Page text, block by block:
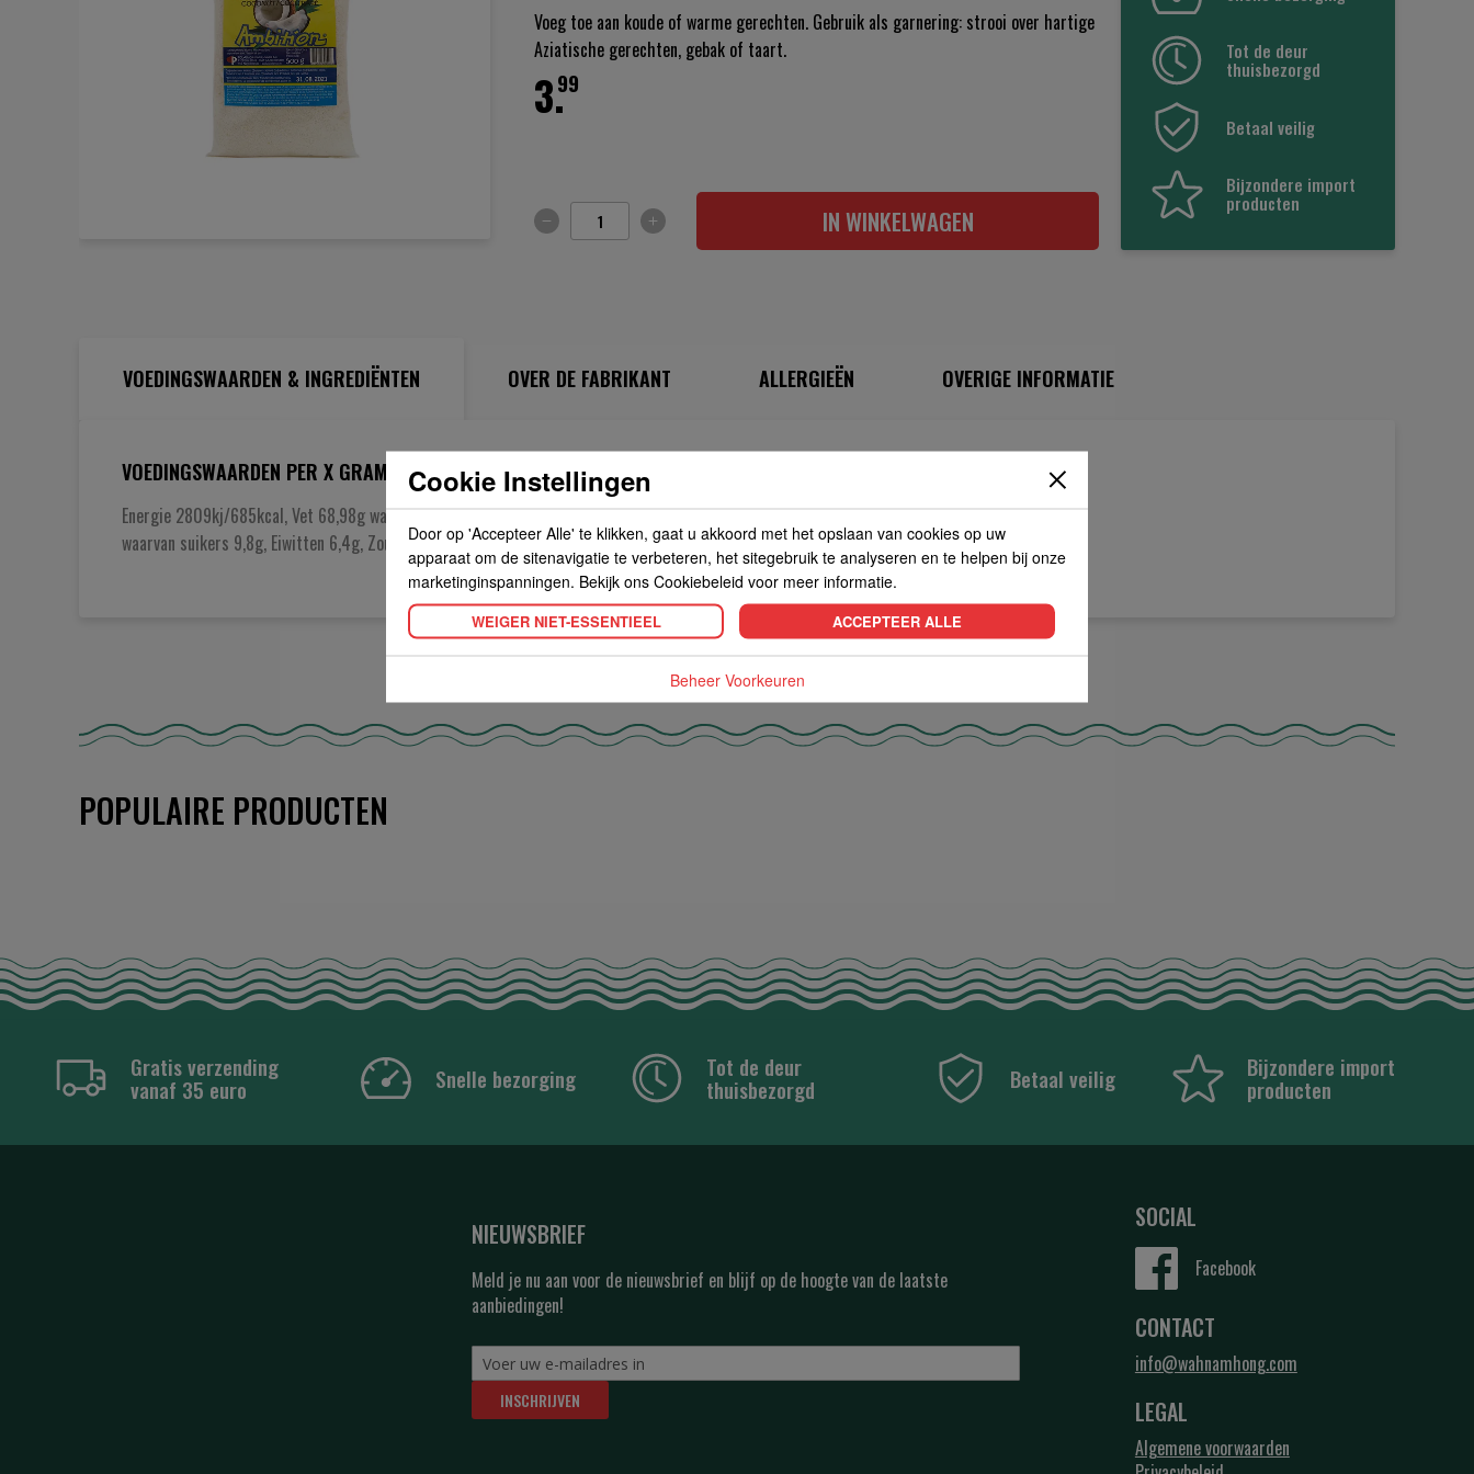
afbeeldingen-
Voeg toe aan koude of warme gerechten. Gebruik als garnering: strooi over hartige
Aziatische gerechten, gebak of taart.
99
3.
IN WINKELWAGEN
Tot de deur
thuisbezorgd
Betaal veilig
Bijzondere import
producten
VOEDINGSWAARDEN & INGREDIËNTEN OVER DE FABRIKANT ALLERGIEËN OVERIGE INFORMATIE
VOEDINGSWAARDEN PER X GRAM
Energie 2809kj/685kcal, Vet 68,98g waarvan verzadigd 60,98g, Koolhydraten 9,8g
waarvan suikers 9,8g, Eiwitten 6,4g, Zout0,3g.
Kokos
POPULAIRE PRODUCTEN
Gratis verzending
vanaf 35 euro Snelle bezorging Tot de deur
thuisbezorgd Betaal veilig Bijzondere import
producten
NIEUWSBRIEF
Meld je nu aan voor de nieuwsbrief en blijf op de hoogte van de laatste
aanbiedingen!
INSCHRIJVEN
SOCIAL
Facebook
CONTACT
info@wahnamhong.com
LEGAL
Algemene voorwaarden
Cookie Instellingen
Door op 'Accepteer Alle' te klikken, gaat u akkoord met het opslaan van cookies op uw
apparaat om de sitenavigatie te verbeteren, het sitegebruik te analyseren en te helpen bij onze
marketinginspanningen. Bekijk ons Cookiebeleid voor meer informatie.
WEIGER NIET-ESSENTIEEL ACCEPTEER ALLE
Beheer Voorkeuren